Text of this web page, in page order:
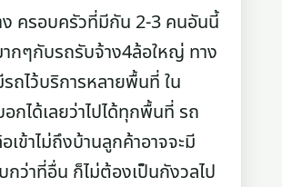
ง ครอบครัวที่มีกัน 2-3 คนอันนี้
ากๆกับรถรับจ้าง4ล้อใหญ่ ทาง
รถไว้บริการหลายพื้นที่ ใน
กได้เลยว่าไปได้ทุกพื้นที่ รถ
เข้าไม่ถึงบ้านลูกค้าอาจจะมี
ว่าที่อื่น ก็ไม่ต้องเป็นกังวลไป